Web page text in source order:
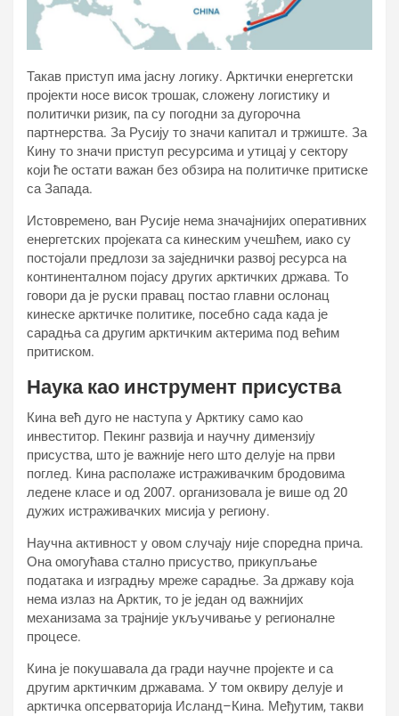
Такав приступ има јасну логику. Арктички енергетски
пројекти носе висок трошак, сложену логистику и
политички ризик, па су погодни за дугорочна
партнерства. За Русију то значи капитал и тржиште. За
Кину то значи приступ ресурсима и утицај у сектору
који ће остати важан без обзира на политичке притиске
са Запада.
Истовремено, ван Русије нема значајнијих оперативних
енергетских пројеката са кинеским учешћем, иако су
постојали предлози за заједнички развој ресурса на
континенталном појасу других арктичких држава. То
говори да је руски правац постао главни ослонац
кинеске арктичке политике, посебно сада када је
сарадња са другим арктичким актерима под већим
притиском.
Наука као инструмент присуства
Кина већ дуго не наступа у Арктику само као
инвеститор. Пекинг развија и научну димензију
присуства, што је важније него што делује на први
поглед. Кина располаже истраживачким бродовима
ледене класе и од 2007. организовала је више од 20
дужих истраживачких мисија у региону.
Научна активност у овом случају није споредна прича.
Она омогућава стално присуство, прикупљање
података и изградњу мреже сарадње. За државу која
нема излаз на Арктик, то је један од важнијих
механизама за трајније укључивање у регионалне
процесе.
Кина је покушавала да гради научне пројекте и са
другим арктичким државама. У том оквиру делује и
арктичка опсерваторија Исланд–Кина. Међутим, такви